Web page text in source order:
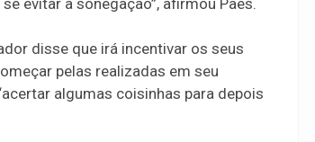
disse que irá incentivar os seus
pelas realizadas em seu
algumas coisinhas para depois